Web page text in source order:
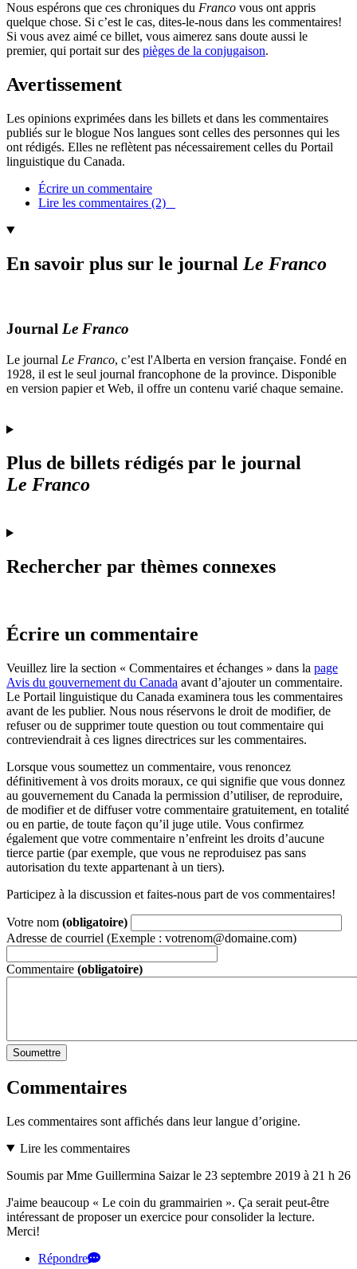
Nous espérons que ces chroniques du Franco vous ont appris
quelque chose. Si c’est le cas, dites-le-nous dans les commentaires!
Si vous avez aimé ce billet, vous aimerez sans doute aussi le
premier, qui portait sur des pièges de la conjugaison.
Avertissement
Les opinions exprimées dans les billets et dans les commentaires
publiés sur le blogue Nos langues sont celles des personnes qui les
ont rédigés. Elles ne reflètent pas nécessairement celles du Portail
linguistique du Canada.
Écrire un commentaire
Lire les commentaires (2)
En savoir plus sur le journal Le Franco
Journal Le Franco
Le journal Le Franco, c’est l'Alberta en version française. Fondé en
1928, il est le seul journal francophone de la province. Disponible
en version papier et Web, il offre un contenu varié chaque semaine.
Plus de billets rédigés par le journal
Le Franco
Rechercher par thèmes connexes
Écrire un commentaire
Veuillez lire la section « Commentaires et échanges » dans la page
Avis du gouvernement du Canada avant d’ajouter un commentaire.
Le Portail linguistique du Canada examinera tous les commentaires
avant de les publier. Nous nous réservons le droit de modifier, de
refuser ou de supprimer toute question ou tout commentaire qui
contreviendrait à ces lignes directrices sur les commentaires.
Lorsque vous soumettez un commentaire, vous renoncez
définitivement à vos droits moraux, ce qui signifie que vous donnez
au gouvernement du Canada la permission d’utiliser, de reproduire,
de modifier et de diffuser votre commentaire gratuitement, en totalité
ou en partie, de toute façon qu’il juge utile. Vous confirmez
également que votre commentaire n’enfreint les droits d’aucune
tierce partie (par exemple, que vous ne reproduisez pas sans
autorisation du texte appartenant à un tiers).
Participez à la discussion et faites-nous part de vos commentaires!
Votre nom (obligatoire)
Adresse de courriel (Exemple : votrenom@domaine.com)
Commentaire (obligatoire)
Soumettre
Commentaires
Les commentaires sont affichés dans leur langue d’origine.
Lire les commentaires
Soumis par Mme Guillermina Saizar le 23 septembre 2019 à 21 h 26
J'aime beaucoup « Le coin du grammairien ». Ça serait peut-être
intéressant de proposer un exercice pour consolider la lecture.
Merci!
Répondre